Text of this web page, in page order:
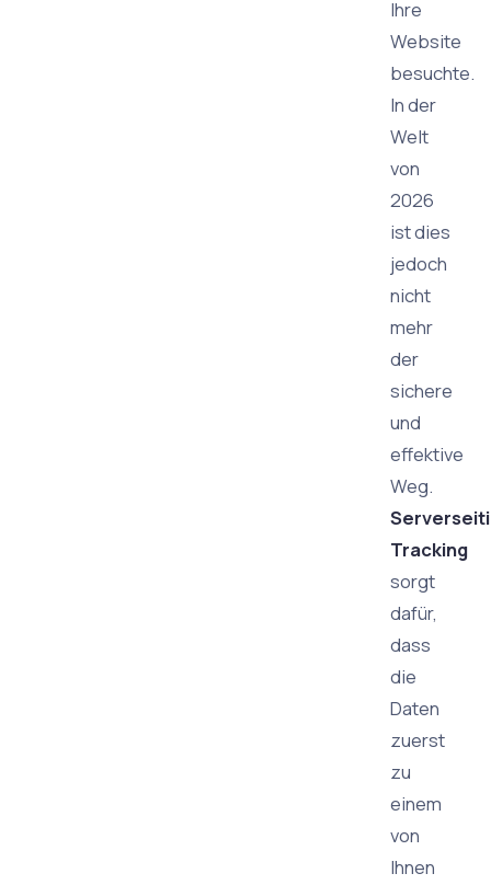
Ihre
Website
besuchte.
In der
Welt
von
2026
ist dies
jedoch
nicht
mehr
der
sichere
und
effektive
Weg.
Tracking
sorgt
dafür,
dass
die
Daten
zuerst
zu
einem
von
Ihnen